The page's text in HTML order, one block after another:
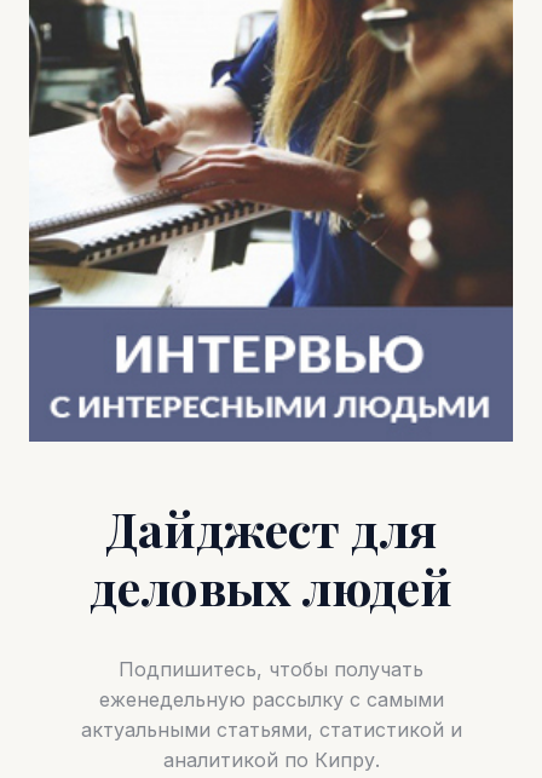
Дайджест для
деловых людей
Подпишитесь, чтобы получать
еженедельную рассылку с самыми
актуальными статьями, статистикой и
аналитикой по Кипру.